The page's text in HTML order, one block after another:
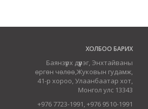
ХОЛБОО БАРИХ
Баянзүрх дүүрэг, Энхтайваны
өргөн чөлөө,Жуковын гудамж,
41-р хороо, Улаанбаатар хот,
Монгол улс 13343
+976 7723-1991, +976 9510-1991